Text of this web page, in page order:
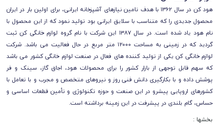
هود کن در سال ۱۳۶۲ با هدف تامین نیازهای آشپزخانه ایرانی، برای اولین بار در ایران
محصول جدیدی را که متناسب با سلایق ایرانی بود تولید نمود که از این محصول با
نام هود یاد شده است.
در سال ۱۳۸۷ این شرکت با نام گروه لوازم خانگی کن ثبت
گردید که در زمینی به مساحت ۱۲۰۰۰ متر مربع در حال فعالیت می باشد. شرکت
لوازم خانگی کن یکی از تولید کننده های فعال در صنعت لوازم خانگی کشور می باشد
که سهم قابل توجهی از بازار کشور را برای محصولات هود، اجاق گاز، سینک و فر
پوشش داده و با بکارگیری دانش فنی روز و نیروهای متخصص و مجرب و با تعامل با
کشورهای اروپایی پیشرو در این صنعت و حوزه تکنولوژی و تأمین قطعات اساسی و
حساس، گام بلندی در پیشرفت در این زمینه برداشته است.
بخشها :